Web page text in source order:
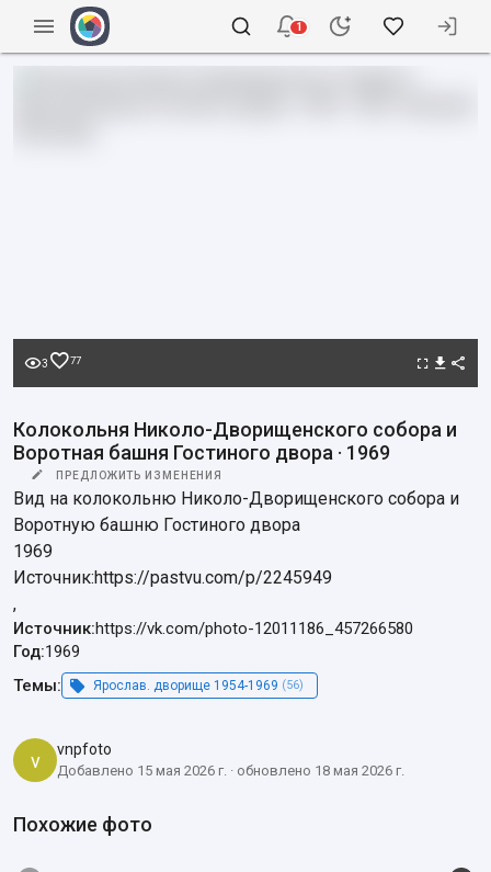
1
3 77
Колокольня Николо-Дворищенского собора и
Воротная башня Гостиного двора · 1969
ПРЕДЛОЖИТЬ ИЗМЕНЕНИЯ
Вид на колокольню Николо-Дворищенского собора и
Воротную башню Гостиного двора
1969
Источник:https://pastvu.com/p/2245949
,
Источник:https://vk.com/photo-12011186_457266580
Год:1969
Темы:
Ярослав. дворище 1954-1969 (56)
v vnpfoto
Добавлено 15 мая 2026 г. · обновлено 18 мая 2026 г.
Похожие фото